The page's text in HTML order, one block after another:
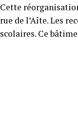
Cette
rue de l’Aîte. Les
scolaires. Ce